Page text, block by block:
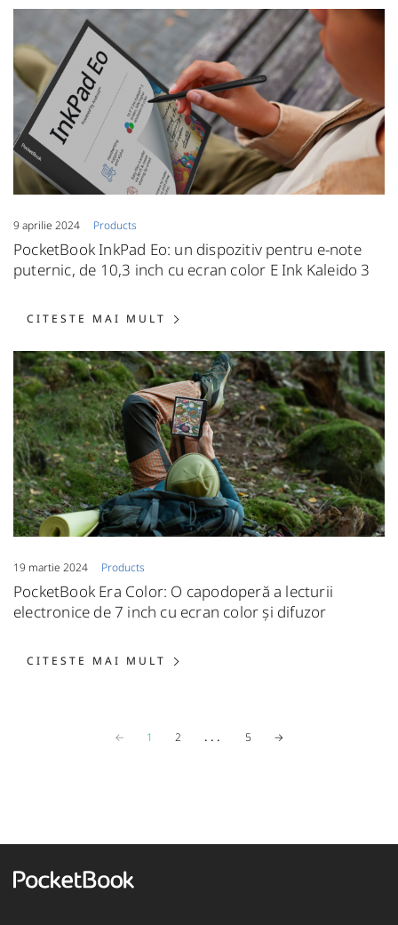
9 aprilie 2024 Products
PocketBook InkPad Eo: un dispozitiv pentru e-note
puternic, de 10,3 inch cu ecran color E Ink Kaleido 3
CITESTE MAI MULT CITESTE MAI MULT:
19 martie 2024 Products
PocketBook Era Color: O capodoperă a lecturii
electronice de 7 inch cu ecran color și difuzor
CITESTE MAI MULT CITESTE MAI MULT:
← Previous page
1 2 ... 5 →Next page